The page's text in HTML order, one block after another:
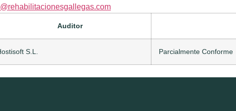
Auditor
S.L. Parcialmente Conforme